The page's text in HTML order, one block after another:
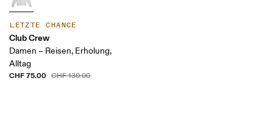
LETZTE CHANCE
Club Crew
Damen – Reisen, Erholung,
Alltag
CHF 75.00 CHF 130.00